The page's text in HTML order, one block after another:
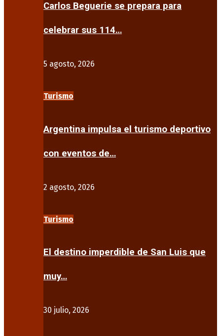
Carlos Beguerie se prepara para
celebrar sus 114…
5 agosto, 2026
Turismo
Argentina impulsa el turismo deportivo
con eventos de…
2 agosto, 2026
Turismo
El destino imperdible de San Luis que
muy…
30 julio, 2026